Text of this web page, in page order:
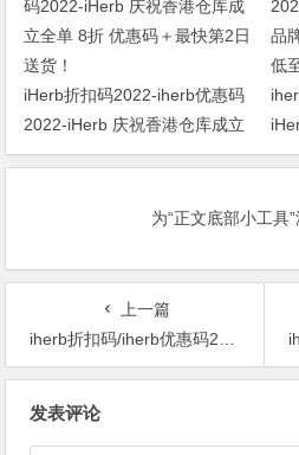
iHerb折扣码2022-iherb优惠码
2022-iHerb 庆祝香港仓库成立
全单 8折 优惠码＋最快第2日送
品
为“正文底部小工具
上一篇
iherb折扣码/iherb优惠码2019-iHerb 23周年庆精选项目77折大酬宾头发皮肤指甲营养素
发表评论